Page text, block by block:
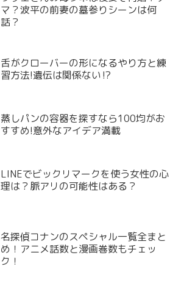
マ？波平の前妻の墓参りシーンは何
話？
舌がクローバーの形になるやり方と練
習方法!遺伝は関係ない⁉
蒸しパンの容器を探すなら100均がお
すすめ!意外なアイデア満載
LINEでビックリマークを使う女性の心
理は？脈アリの可能性はある？
名探偵コナンのスペシャル一覧全まと
め！アニメ話数と漫画巻数もチェッ
ク！